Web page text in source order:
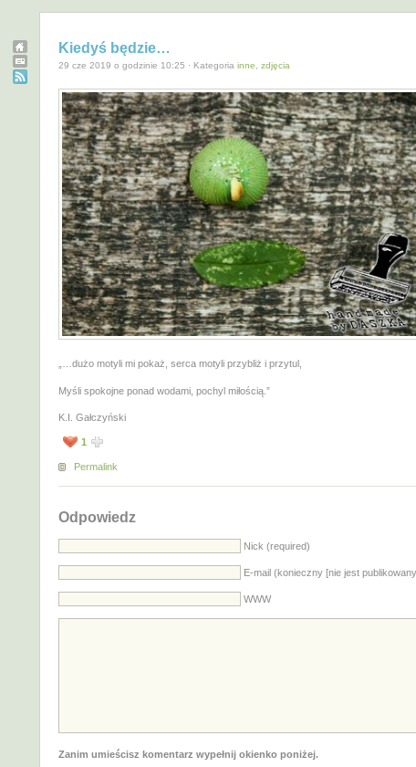
Kiedyś będzie…
29 cze 2019 o godzinie 10:25 · Kategoria inne zdjęcia
„…dużo motyli mi pokaż, serca motyli przybliż i przytul,
Myśli spokojne ponad wodami, pochyl miłością.”
K.I. Gałczyński
1
Permalink
Odpowiedz
Nick (required)
E-mail (konieczny [nie jest
WWW
Zanim umieścisz komentarz wypełnij okienko poniżej.